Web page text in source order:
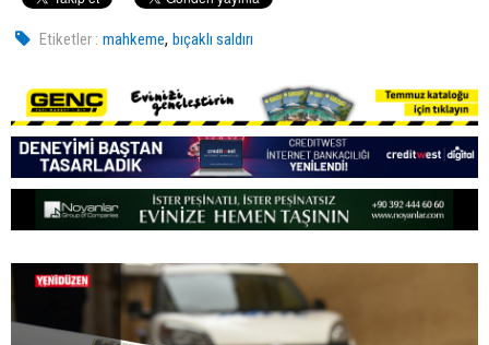
Etiketler : mahkeme,bıçaklı saldırı